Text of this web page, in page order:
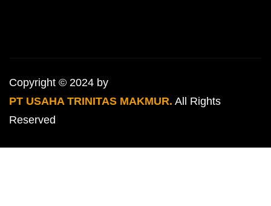
Copyright © 2024 by
PT USAHA TRINITAS MAKMUR. All Rights
Reserved